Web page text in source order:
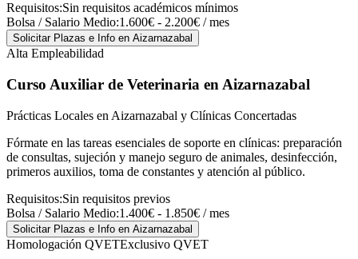
Requisitos:Sin requisitos académicos mínimos
Bolsa / Salario Medio:1.600€ - 2.200€ / mes
Solicitar Plazas e Info en Aizarnazabal
Alta Empleabilidad
Curso Auxiliar de Veterinaria en Aizarnazabal
Prácticas Locales en Aizarnazabal y Clínicas Concertadas
Fórmate en las tareas esenciales de soporte en clínicas: preparación
de consultas, sujeción y manejo seguro de animales, desinfección,
primeros auxilios, toma de constantes y atención al público.
Requisitos:Sin requisitos previos
Bolsa / Salario Medio:1.400€ - 1.850€ / mes
Solicitar Plazas e Info en Aizarnazabal
Homologación QVETExclusivo QVET